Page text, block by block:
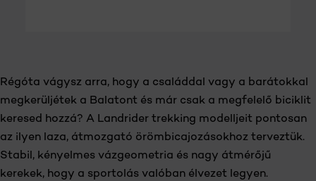
Régóta vágysz arra, hogy a családdal vagy a barátokkal
megkerüljétek a Balatont és már csak a megfelelő biciklit
keresed hozzá? A Landrider trekking modelljeit pontosan
az ilyen laza, átmozgató örömbicajozásokhoz terveztük.
Stabil, kényelmes vázgeometria és nagy átmérőjű
kerekek, hogy a sportolás valóban élvezet legyen.